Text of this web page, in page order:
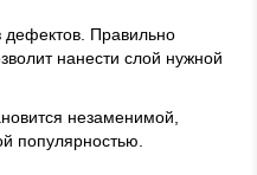
дефектов. Правильно
нанести слой нужной
незаменимой,
популярностью.